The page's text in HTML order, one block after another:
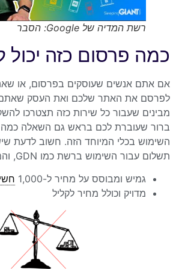
רשת המדיה של Google: הסבר
כמה פרסום כזה יכול
אם אתם אנשים שעוסקים בפרסום, או
לפרסם את האתר שלכם ואת העסק שאתם
מבינים שעבור כל שירות כזה תצטרכו
ברור שעוברת לכם בראש גם השאלה
השימוש בכלי המיוחד הזה. חשוב לדעת
תשלום עבור השימוש ברשת כמו GDN, והם:
גמיש ומבוסס על מחיר ל-1,000
מדויק וכולל מחיר לקליל